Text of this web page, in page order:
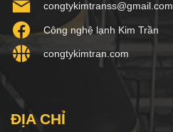
congtykimtranss@gmail.com
Công nghệ lạnh Kim Trần
congtykimtran.com
ĐỊA CHỈ